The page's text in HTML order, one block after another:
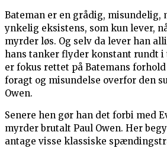
Bateman er en grådig, misundelig,
ynkelig eksistens, som kun lever,
myrder løs. Og selv da lever han
hans tanker flyder konstant rundt i
er fokus rettet på Batemans
foragt og misundelse overfor den
Owen.
Senere hen gør han det forbi med
myrder brutalt Paul Owen. Her
antage visse klassiske